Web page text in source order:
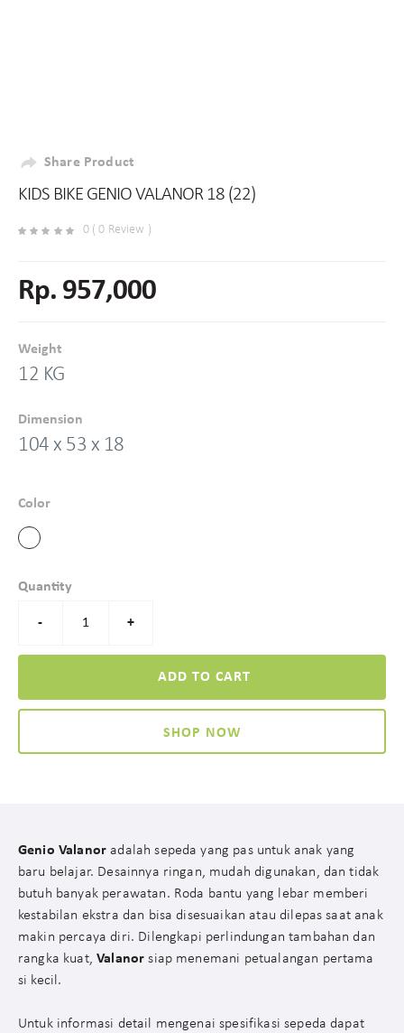
Share Product
KIDS BIKE GENIO VALANOR 18 (22)
0 ( 0 Review )
Rp. 957,000
Weight
12 KG
Dimension
104 x 53 x 18
Color
Quantity
- +
ADD TO CART
SHOP NOW
Genio Valanor adalah sepeda yang pas untuk anak yang
baru belajar. Desainnya ringan, mudah digunakan, dan tidak
butuh banyak perawatan. Roda bantu yang lebar memberi
kestabilan ekstra dan bisa disesuaikan atau dilepas saat anak
makin percaya diri. Dilengkapi perlindungan tambahan dan
rangka kuat,Valanorsiap menemani petualangan pertama
si kecil.
Untuk informasi detail mengenai spesifikasi sepeda dapat